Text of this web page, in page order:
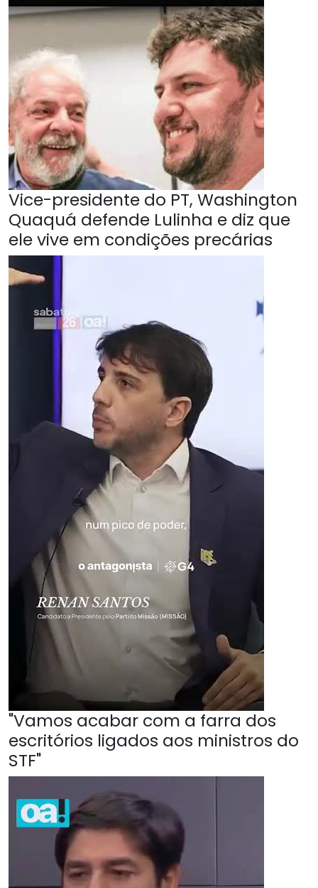
Vice-presidente do PT, Washington
Quaquá defende Lulinha e diz que
ele vive em condições precárias
"Vamos acabar com a farra dos
escritórios ligados aos ministros do
STF"